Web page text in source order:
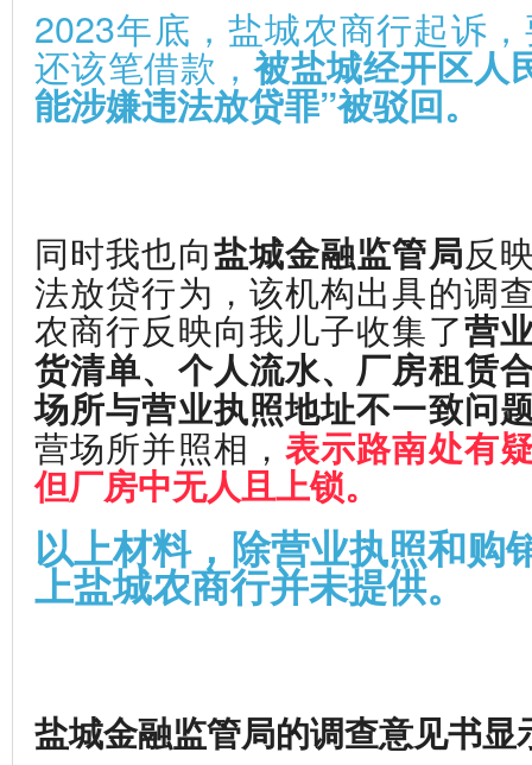
2023年底，盐城农商行起诉
还该笔借款，被盐城经开区人
能涉嫌违法放贷罪”被驳回。
同时我也向盐城金融监管局反
法放贷行为，该机构出具的调
农商行反映向我儿子收集了营
货清单、个人流水、厂房租赁
场所与营业执照地址不一致问
营场所并照相， 表示路南处有
但厂房中无人且上锁。
以上材料，除营业执照和购
上盐城农商行并未提供。
盐城金融监管局的调查意见书显